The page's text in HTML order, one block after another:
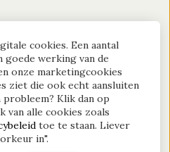
cookies. Een aantal
werking van de
onze marketingcookies
ziet die ook echt aansluiten
Klik dan op
van alle cookies zoals
toe te staan. Liever
in".